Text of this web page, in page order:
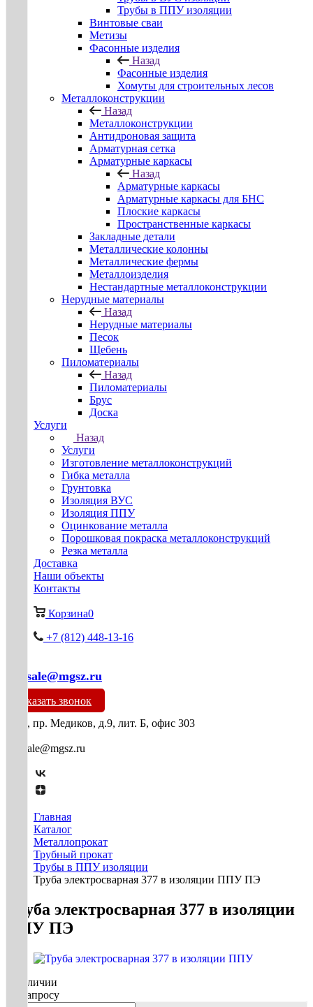
Трубы в ППУ изоляции
Винтовые сваи
Метизы
Фасонные изделия
Назад
Фасонные изделия
Хомуты для строительных лесов
Металлоконструкции
Назад
Металлоконструкции
Антидроновая защита
Арматурная сетка
Арматурные каркасы
Назад
Арматурные каркасы
Арматурные каркасы для БНС
Плоские каркасы
Пространственные каркасы
Закладные детали
Металлические колонны
Металлические фермы
Металлоизделия
Нестандартные металлоконструкции
Нерудные материалы
Назад
Нерудные материалы
Песок
Щебень
Пиломатериалы
Назад
Пиломатериалы
Брус
Доска
Услуги
Назад
Услуги
Изготовление металлоконструкций
Гибка металла
Грунтовка
Изоляция ВУС
Изоляция ППУ
Оцинкование металла
Порошковая покраска металлоконструкций
Резка металла
Доставка
Наши объекты
Контакты
Корзина0
+7 (812) 448-13-16
mg-sale@mgsz.ru
Заказать звонок
СПб, пр. Медиков, д.9, лит. Б, офис 303
mg-sale@mgsz.ru
Главная
Каталог
Металлопрокат
Трубный прокат
Трубы в ППУ изоляции
Труба электросварная 377 в изоляции ППУ ПЭ
Труба электросварная 377 в изоляции
ППУ ПЭ
В наличии
По запросу